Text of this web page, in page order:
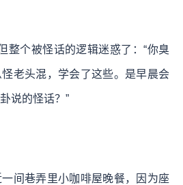
整个被怪话的逻辑迷惑了：“你臭
老头混，学会了这些。是早晨会
说的怪话？”
间巷弄里小咖啡屋晚餐，因为座